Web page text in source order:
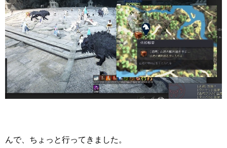
んで、ちょっと行ってきました。